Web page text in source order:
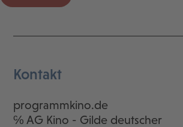
Kontakt
programmkino.de
℅ AG Kino - Gilde deutscher